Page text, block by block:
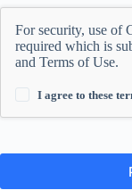
For security, use of
required which is
and Terms of Use.
I agree to these